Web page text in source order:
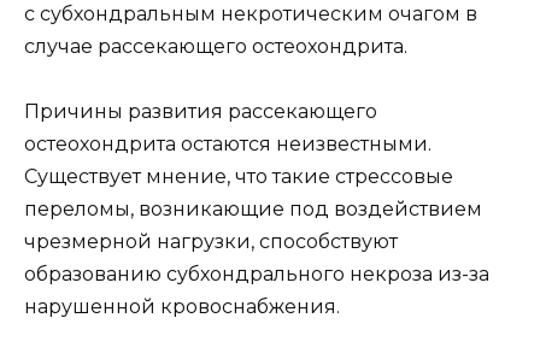
с субхондральным некротическим очагом в
случае рассекающего остеохондрита.
Причины развития рассекающего
остеохондрита остаются неизвестными.
Существует мнение, что такие стрессовые
переломы, возникающие под воздействием
чрезмерной нагрузки, способствуют
образованию субхондрального некроза из-за
нарушенной кровоснабжения.